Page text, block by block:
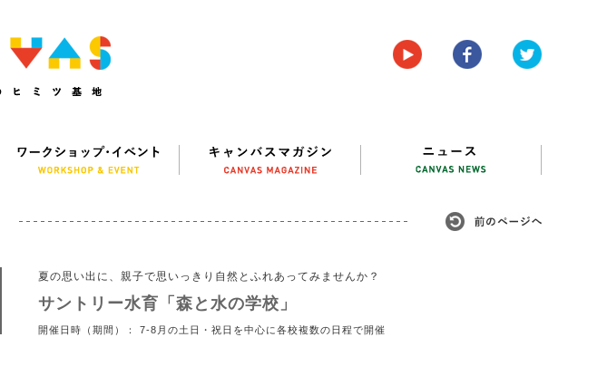
夏の思い出に、親子で思いっきり自然とふれあってみませんか？
サントリー水育「森と水の学校」
開催日時（期間）： 7-8月の土日・祝日を中心に各校複数の日程で開催